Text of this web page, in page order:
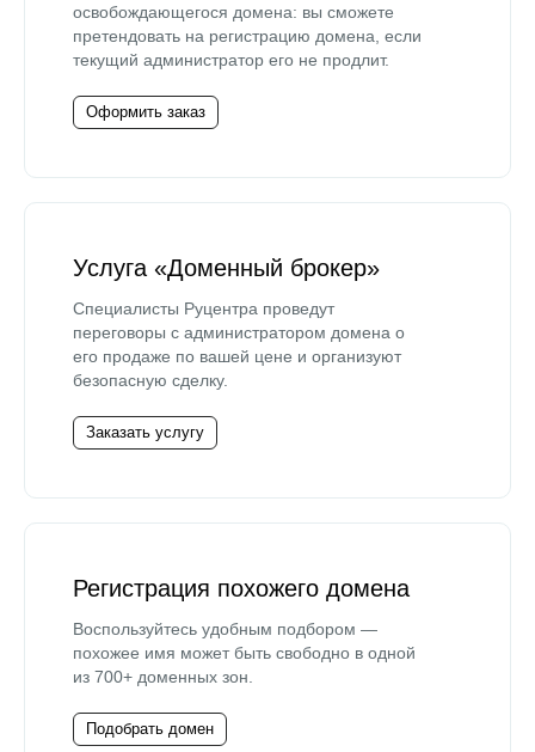
освобождающегося домена: вы сможете
претендовать на регистрацию домена, если
текущий администратор его не продлит.
Оформить заказ
Услуга «Доменный брокер»
Специалисты Руцентра проведут
переговоры с администратором домена о
его продаже по вашей цене и организуют
безопасную сделку.
Заказать услугу
Регистрация похожего домена
Воспользуйтесь удобным подбором —
похожее имя может быть свободно в одной
из 700+ доменных зон.
Подобрать домен